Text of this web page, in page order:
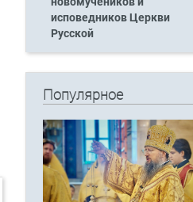
исповедников Церкви
Русской
Популярное